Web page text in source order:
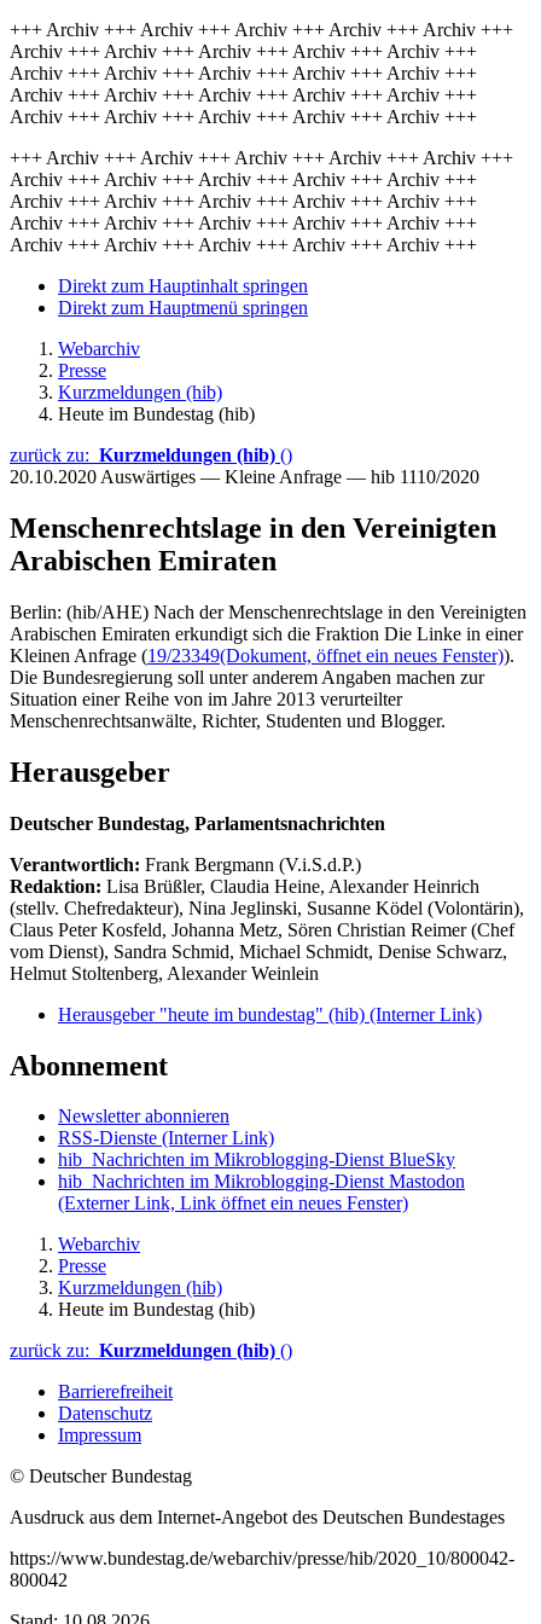
+++ Archiv +++ Archiv +++ Archiv +++ Archiv +++ Archiv +++
Archiv +++ Archiv +++ Archiv +++ Archiv +++ Archiv +++
Archiv +++ Archiv +++ Archiv +++ Archiv +++ Archiv +++
Archiv +++ Archiv +++ Archiv +++ Archiv +++ Archiv +++
Archiv +++ Archiv +++ Archiv +++ Archiv +++ Archiv +++
+++ Archiv +++ Archiv +++ Archiv +++ Archiv +++ Archiv +++
Archiv +++ Archiv +++ Archiv +++ Archiv +++ Archiv +++
Archiv +++ Archiv +++ Archiv +++ Archiv +++ Archiv +++
Archiv +++ Archiv +++ Archiv +++ Archiv +++ Archiv +++
Archiv +++ Archiv +++ Archiv +++ Archiv +++ Archiv +++
Direkt zum Hauptinhalt springen
Direkt zum Hauptmenü springen
Webarchiv
Presse
Kurzmeldungen (hib)
Heute im Bundestag (hib)
zurück zu: Kurzmeldungen (hib) ()
20.10.2020 Auswärtiges — Kleine Anfrage — hib 1110/2020
Menschenrechtslage in den Vereinigten
Arabischen Emiraten
Berlin: (hib/AHE) Nach der Menschenrechtslage in den Vereinigten
Arabischen Emiraten erkundigt sich die Fraktion Die Linke in einer
Kleinen Anfrage (19/23349(Dokument, öffnet ein neues Fenster)).
Die Bundesregierung soll unter anderem Angaben machen zur
Situation einer Reihe von im Jahre 2013 verurteilter
Menschenrechtsanwälte, Richter, Studenten und Blogger.
Herausgeber
Deutscher Bundestag, Parlamentsnachrichten
Verantwortlich: Frank Bergmann (V.i.S.d.P.)
Redaktion: Lisa Brüßler, Claudia Heine, Alexander Heinrich
(stellv. Chefredakteur), Nina Jeglinski, Susanne Ködel (Volontärin),
Claus Peter Kosfeld, Johanna Metz, Sören Christian Reimer (Chef
vom Dienst), Sandra Schmid, Michael Schmidt, Denise Schwarz,
Helmut Stoltenberg, Alexander Weinlein
Herausgeber "heute im bundestag" (hib) (Interner Link)
Abonnement
Newsletter abonnieren
RSS-Dienste (Interner Link)
hib_Nachrichten im Mikroblogging-Dienst BlueSky
hib_Nachrichten im Mikroblogging-Dienst Mastodon
(Externer Link, Link öffnet ein neues Fenster)
Webarchiv
Presse
Kurzmeldungen (hib)
Heute im Bundestag (hib)
zurück zu: Kurzmeldungen (hib) ()
Barrierefreiheit
Datenschutz
Impressum
© Deutscher Bundestag
Ausdruck aus dem Internet-Angebot des Deutschen Bundestages
https://www.bundestag.de/webarchiv/presse/hib/2020_10/800042-
800042